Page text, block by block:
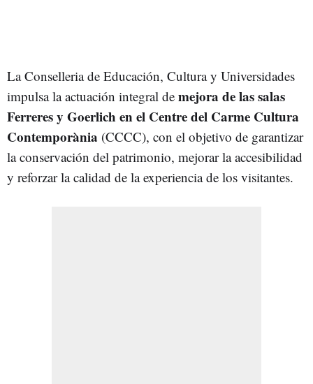
La Conselleria de Educación, Cultura y Universidades
impulsa la actuación integral de mejora de las salas
Ferreres y Goerlich en el Centre del Carme Cultura
Contemporània (CCCC), con el objetivo de garantizar
la conservación del patrimonio, mejorar la accesibilidad
y reforzar la calidad de la experiencia de los visitantes.